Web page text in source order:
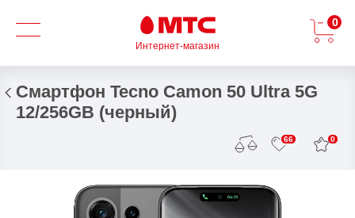
Интернет-магазин
0
Смартфон Tecno Camon 50 Ultra 5G
12/256GB (черный)
66 0